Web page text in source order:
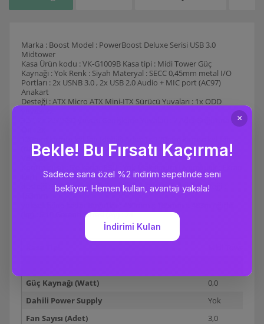
Marka : Boost Model : PowerBoost Deluxe Serisi USB 3.0
Midtower
Kasa Ürün kodu : VK-G1009B Kasa tipi : Midi Tower Güç
Kaynağı : Yok Renk : Siyah Materyal : SECC 0,45mm metal I/O
Portları : 2x USNB 3.0 , 2x USB 2.0 Audio + MIC port (AC97)
Anakart
Desteği : ATX Micro ATX Mini-ITX Sürücü Yuvaları : 1x ODD
3.5", 2x 2.5" SSD yuvası Genişleme Yuvaları : 7 Adet Soğutma :
(dahili) Üst : 2x 120mm fan (opsiyonel) Sıvı Soğutma Desteği :
Var Fan
desteği : 350mm uzunluğuna kadar CPU soğutucu desteği :
(kg) : 5.10 Garanti Süresi (Ay) : 24
Güç Kaynağı (Watt)
0,0
Dahili Power Supply
Yok
Fan Sayısı (Adet)
3,0